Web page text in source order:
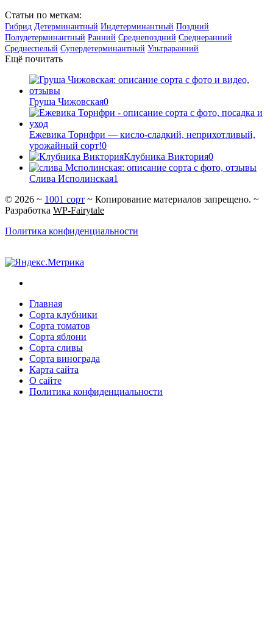
Статьи по меткам:
Гибрид Детерминантный Индетерминантный Поздний
Полудетерминантный Ранний Среднепоздний Среднеранний
Среднеспелый Супердетерминантный Ультраранний
Ещё почитать
Груша Чижовская0
Ежевика Торнфри — кисло-сладкий, неприхотливый,
урожайный сорт!0
Клубника Виктория0
Слива Исполинская1
© 2026 ~ 1001 сорт ~ Копирование материалов запрещено. ~
Разработка WP-Fairytale
Политика конфиденциальности
Главная
Сорта клубники
Сорта томатов
Сорта яблони
Сорта сливы
Сорта винограда
Карта сайта
О сайте
Политика конфиденциальности